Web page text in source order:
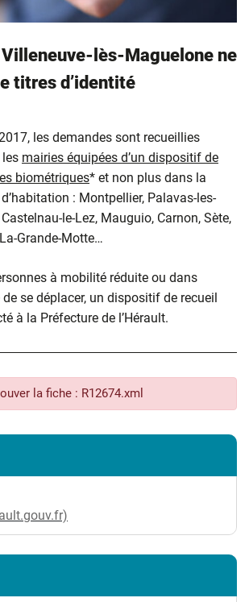
Villeneuve-lès-Maguelone ne
titres d’identité
les demandes sont recueillies
mairies équipées d’un dispositif de
biométriques* et non plus dans la
: Montpellier, Palavas-les-
le-Lez, Mauguio, Carnon, Sète,
Grande-Motte…
à mobilité réduite ou dans
de se déplacer, un dispositif de recueil
à la Préfecture de l’Hérault.
la fiche : R12674.xml
complémentaires